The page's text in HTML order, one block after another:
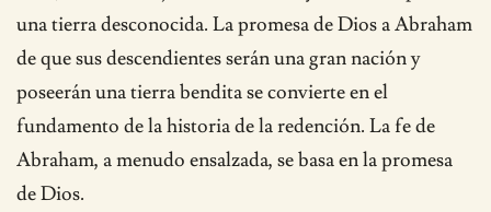
una tierra desconocida. La promesa de Dios a Abraham
de que sus descendientes serán una gran nación y
poseerán una tierra bendita se convierte en el
fundamento de la historia de la redención. La fe de
Abraham, a menudo ensalzada, se basa en la promesa
de Dios.